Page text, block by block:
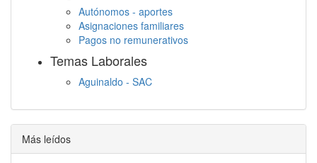
Autónomos - aportes
Asignaciones familiares
Pagos no remunerativos
Temas Laborales
Aguinaldo - SAC
Descanso semanal
Embargos
Más leídos